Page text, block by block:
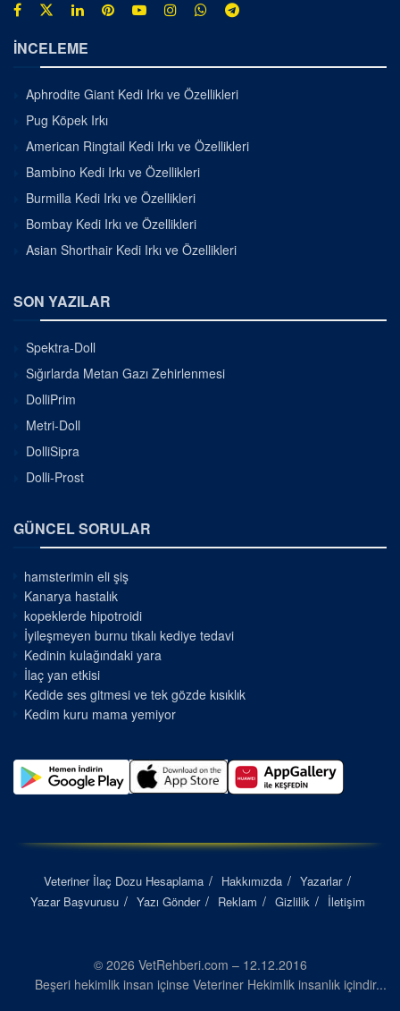
İNCELEME
Aphrodite Giant Kedi Irkı ve Özellikleri
Pug Köpek Irkı
American Ringtail Kedi Irkı ve Özellikleri
Bambino Kedi Irkı ve Özellikleri
Burmilla Kedi Irkı ve Özellikleri
Bombay Kedi Irkı ve Özellikleri
Asian Shorthair Kedi Irkı ve Özellikleri
SON YAZILAR
Spektra-Doll
Sığırlarda Metan Gazı Zehirlenmesi
DolliPrim
Metri-Doll
DolliSipra
Dolli-Prost
GÜNCEL SORULAR
hamsterimin eli şiş
Kanarya hastalık
kopeklerde hipotroidi
İyileşmeyen burnu tıkalı kediye tedavi
Kedinin kulağındaki yara
İlaç yan etkisi
Kedide ses gitmesi ve tek gözde kısıklık
Kedim kuru mama yemiyor
Veteriner İlaç Dozu Hesaplama Hakkımızda
Yazarlar
Yazar Başvurusu
Yazı Gönder Reklam Gizlilik İletişim
© 2026 VetRehberi.com – 12.12.2016
Beşeri hekimlik insan içinse Veteriner Hekimlik insanlık içindir...